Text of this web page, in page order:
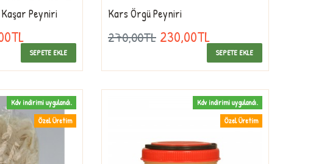
Peyniri
SEPETE EKLE
Kars Örgü Peyniri
270,00TL 230,00TL
SEPETE EKLE
Özel Üretim
Kdv indirimi uygulandı.
Özel Üretim
Kdv indirimi uygulandı.